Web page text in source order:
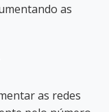
as
as redes